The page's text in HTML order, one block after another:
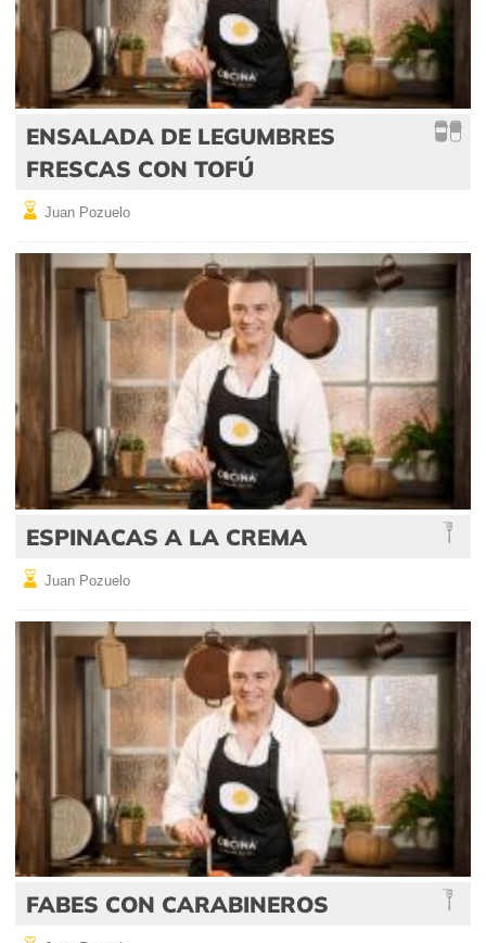
ENSALADA DE LEGUMBRES
FRESCAS CON TOFÚ
Juan Pozuelo
ESPINACAS A LA CREMA
Juan Pozuelo
FABES CON CARABINEROS